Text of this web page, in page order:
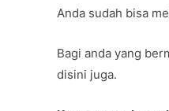
Anda sudah bisa
Bagi anda yang
disini juga.